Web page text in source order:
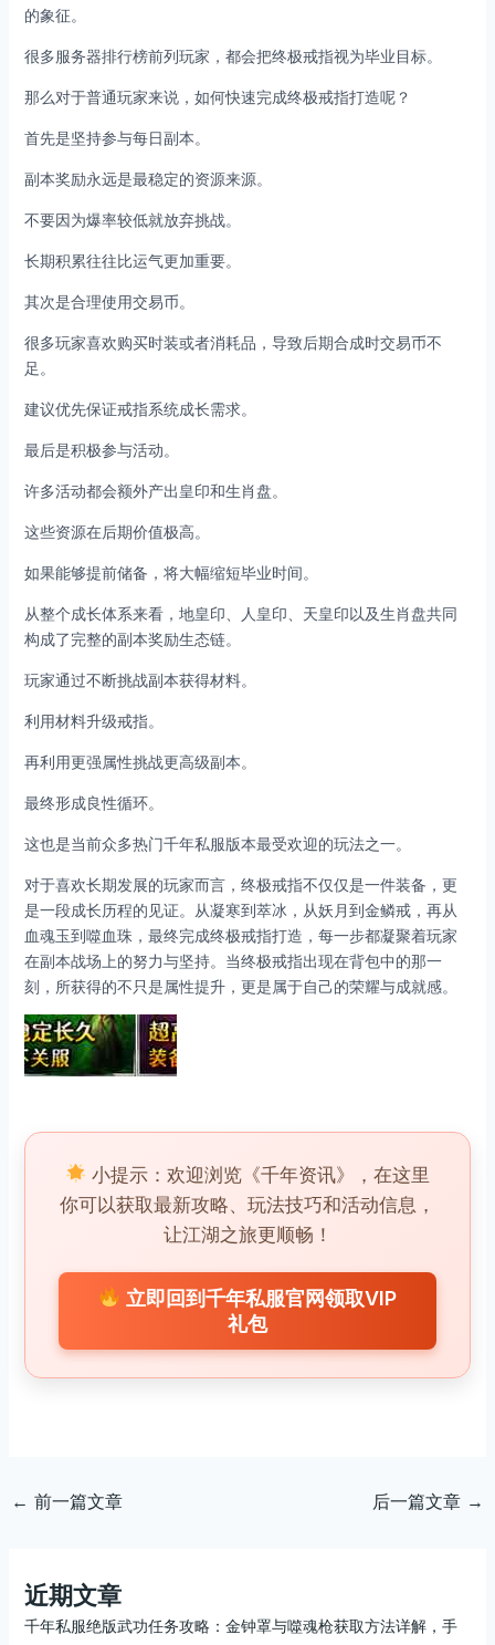
的象征。
很多服务器排行榜前列玩家，都会把终极戒指视为毕业目标。
那么对于普通玩家来说，如何快速完成终极戒指打造呢？
首先是坚持参与每日副本。
副本奖励永远是最稳定的资源来源。
不要因为爆率较低就放弃挑战。
长期积累往往比运气更加重要。
其次是合理使用交易币。
很多玩家喜欢购买时装或者消耗品，导致后期合成时交易币不
足。
建议优先保证戒指系统成长需求。
最后是积极参与活动。
许多活动都会额外产出皇印和生肖盘。
这些资源在后期价值极高。
如果能够提前储备，将大幅缩短毕业时间。
从整个成长体系来看，地皇印、人皇印、天皇印以及生肖盘共同
构成了完整的副本奖励生态链。
玩家通过不断挑战副本获得材料。
利用材料升级戒指。
再利用更强属性挑战更高级副本。
最终形成良性循环。
这也是当前众多热门千年私服版本最受欢迎的玩法之一。
对于喜欢长期发展的玩家而言，终极戒指不仅仅是一件装备，更
是一段成长历程的见证。从凝寒到萃冰，从妖月到金鳞戒，再从
血魂玉到噬血珠，最终完成终极戒指打造，每一步都凝聚着玩家
在副本战场上的努力与坚持。当终极戒指出现在背包中的那一
刻，所获得的不只是属性提升，更是属于自己的荣耀与成就感。
小提示：欢迎浏览《千年资讯》，在这里
你可以获取最新攻略、玩法技巧和活动信息，
让江湖之旅更顺畅！
立即回到千年私服官网领取VIP
礼包
← 前一篇文章 后一篇文章 →
近期文章
千年私服绝版武功任务攻略：金钟罩与噬魂枪获取方法详解，手